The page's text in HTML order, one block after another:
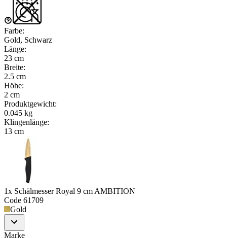
Farbe:
Gold, Schwarz
Länge:
23 cm
Breite:
2.5 cm
Höhe:
2 cm
Produktgewicht:
0.045 kg
Klingenlänge:
13 cm
1x Schälmesser Royal 9 cm AMBITION
Code 61709
Gold
Marke